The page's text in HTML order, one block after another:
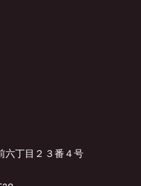
六丁目２３番４号